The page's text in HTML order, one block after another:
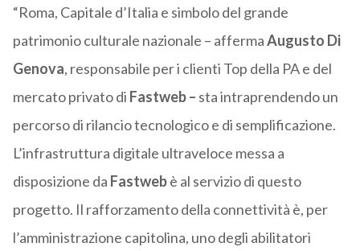
“Roma, Capitale d’Italia e simbolo del grande
patrimonio culturale nazionale – affermaAugusto Di
Genova, responsabile per i clienti Top della PA e del
mercato privato di Fastweb – sta intraprendendo un
percorso di rilancio tecnologico e di semplificazione.
L’infrastruttura digitale ultraveloce messa a
disposizione da Fastwebè al servizio di questo
progetto. Il rafforzamento della connettività è, per
l’amministrazione capitolina, uno degli abilitatori